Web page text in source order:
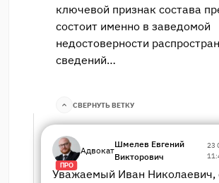
ключевой признак состава
состоит именно в заведомой
недостоверности
сведений…
СВЕРНУТЬ ВЕТКУ
ПРО
Адвокат
Шмелев Евгений
Викторович
23
Уважаемый Иван Николаевич,